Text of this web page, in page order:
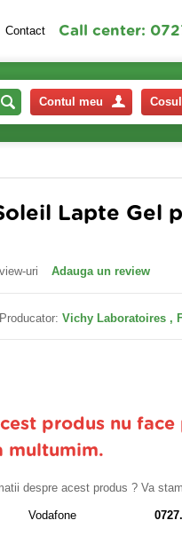
Contact Call center:
Contul meu
Lapte Gel
uri Adauga un review
Producator: Vichy Laboratoires ,
produs nu
multumim.
despre acest produs ? Va
Vodafone